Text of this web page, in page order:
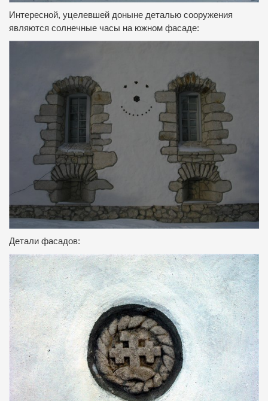
Интересной, уцелевшей доныне деталью сооружения
являются солнечные часы на южном фасаде:
Детали фасадов: